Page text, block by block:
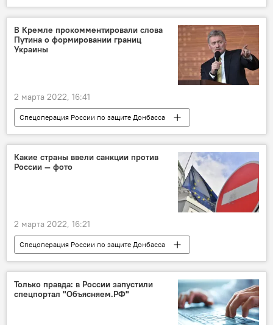
В Кремле прокомментировали слова
Путина о формировании границ
Украины
2 марта 2022, 16:41
Спецоперация России по защите Донбасса
Кремль
Владимир Путин Украина
Какие страны ввели санкции против
России — фото
2 марта 2022, 16:21
Спецоперация России по защите Донбасса
санкции
Только правда: в России запустили
спецпортал "Объясняем.РФ"